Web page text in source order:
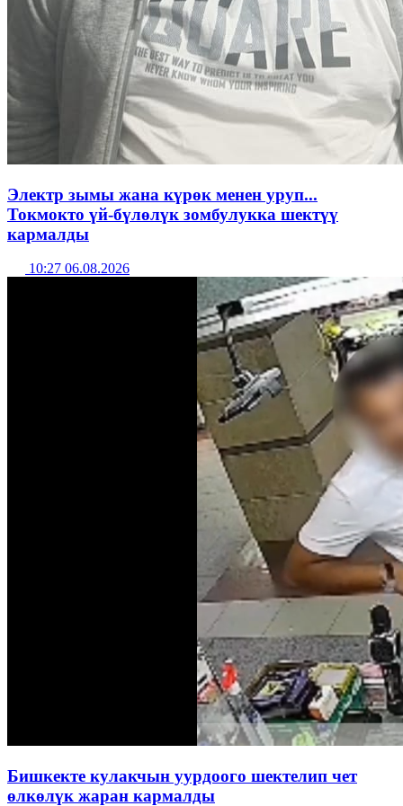
Электр зымы жана күрөк менен уруп...
Токмокто үй-бүлөлүк зомбулукка шектүү
кармалды
10:27 06.08.2026
Бишкекте кулакчын уурдоого шектелип чет
өлкөлүк жаран кармалды